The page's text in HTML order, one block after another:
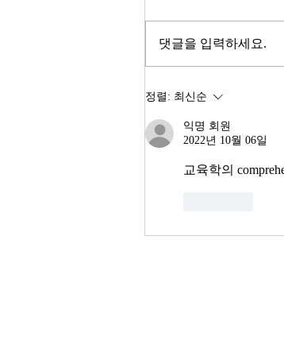
동안 8.71% 올랐다.
다. 숫자만 보면 대한
그러나 상가 절반이
업 신고가 줄을 잇는
10명 중 4명 이상이
댓글을 입력하세요.
정렬: 최신순
익명 회원
2022년 10월 06일
교육학의